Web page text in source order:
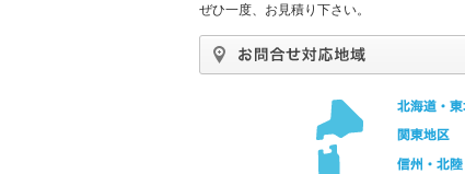
ぜひ一度、お見積り下さい。